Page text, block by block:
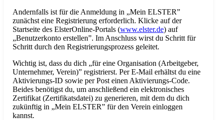
Andernfalls ist für die Anmeldung in „Mein ELSTER”
zunächst eine Registrierung erforderlich. Klicke auf der
Startseite des ElsterOnline-Portals (www.elster.de) auf
„Benutzerkonto erstellen”. Im Anschluss wirst du Schritt für
Schritt durch den Registrierungsprozess geleitet.
Wichtig ist, dass du dich „für eine Organisation (Arbeitgeber,
Unternehmer, Verein)” registrierst. Per E-Mail erhältst du eine
Aktivierungs-ID sowie per Post einen Aktivierungs-Code.
Beides benötigst du, um anschließend ein elektronisches
Zertifikat (Zertifikatsdatei) zu generieren, mit dem du dich
zukünftig in „Mein ELSTER” für den Verein einloggen
kannst.